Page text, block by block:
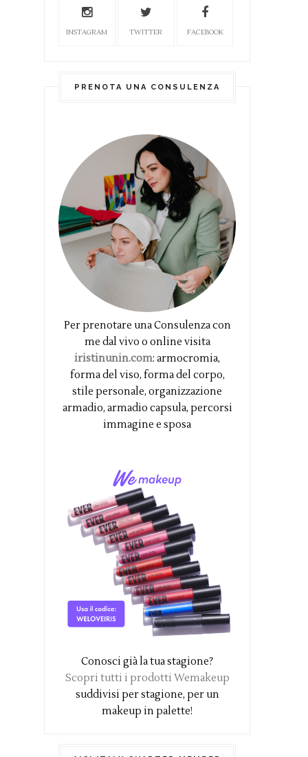
INSTAGRAM TWITTER FACEBOOK
PRENOTA UNA CONSULENZA
Per prenotare una Consulenza con
me dal vivo o online visita
iristinunin.com: armocromia,
forma del viso, forma del corpo,
stile personale, organizzazione
armadio, armadio capsula, percorsi
immagine e sposa
Conosci già la tua stagione?
Scopri tutti i prodotti Wemakeup
suddivisi per stagione, per un
makeup in palette!